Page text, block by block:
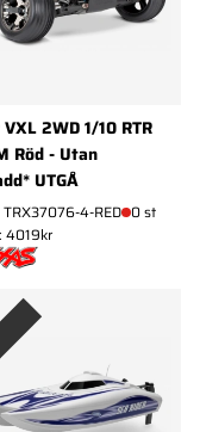
2WD 1/10 RTR
Röd - Utan
UTGÅ
TRX37076-4-RED 0 st
4019kr